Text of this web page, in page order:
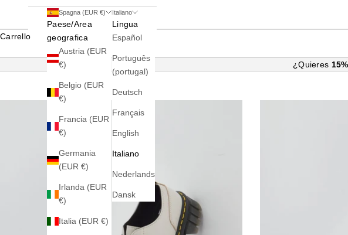
Spagna (EUR €)
Paese/Area
geografica
Austria (EUR
€)
Belgio (EUR
€)
Francia (EUR
€)
Germania
(EUR €)
Irlanda (EUR
€)
Italia (EUR €)
Italiano
Lingua
Español
Português
(portugal)
Deutsch
Français
English
Italiano
Nederlands
Dansk
Carrello
¿Quieres